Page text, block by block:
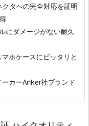
タへの完全対応を証明
にダメージがない耐久
ホケースにピッタリと
カーAnker社ブランド